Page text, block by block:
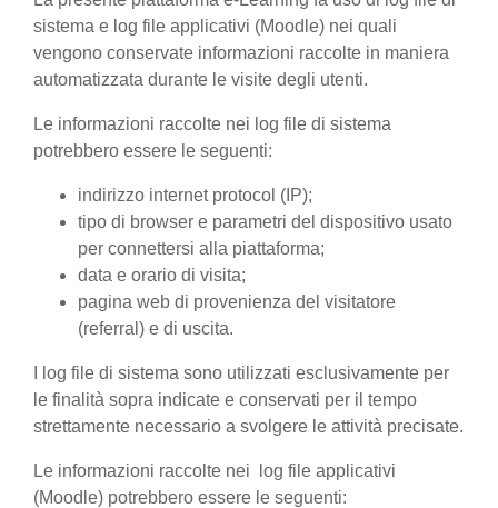
sistema e log file applicativi (Moodle) nei quali
vengono conservate informazioni raccolte in maniera
automatizzata durante le visite degli utenti.
Le informazioni raccolte nei log file di sistema
potrebbero essere le seguenti:
indirizzo internet protocol (IP);
tipo di browser e parametri del dispositivo usato
per connettersi alla piattaforma;
data e orario di visita;
pagina web di provenienza del visitatore
(referral) e di uscita.
I log file di sistema sono utilizzati esclusivamente per
le finalità sopra indicate e conservati per il tempo
strettamente necessario a svolgere le attività precisate.
Le informazioni raccolte nei log file applicativi
(Moodle) potrebbero essere le seguenti: